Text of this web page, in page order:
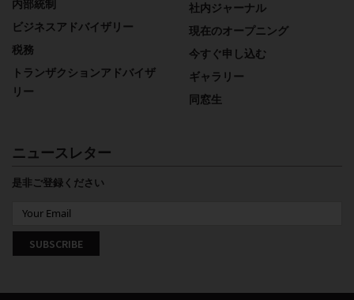
内部統制
ビジネスアドバイザリー
税務
トランザクションアドバイザ
リー
社内ジャーナル
現在のオープニング
今すぐ申し込む
ギャラリー
同窓生
ニュースレター
是非ご登録ください